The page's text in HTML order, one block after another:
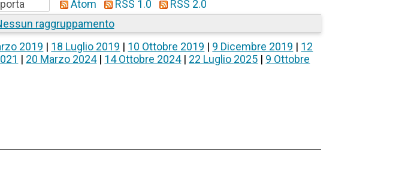
Atom RSS 1.0
RSS 2.0
raggruppamento
2019 | 18 Luglio 2019 | 10 Ottobre 2019 | 9 Dicembre 2019 | 12
| 20 Marzo 2024| 14 Ottobre 2024| 22 Luglio 2025 | 9 Ottobre